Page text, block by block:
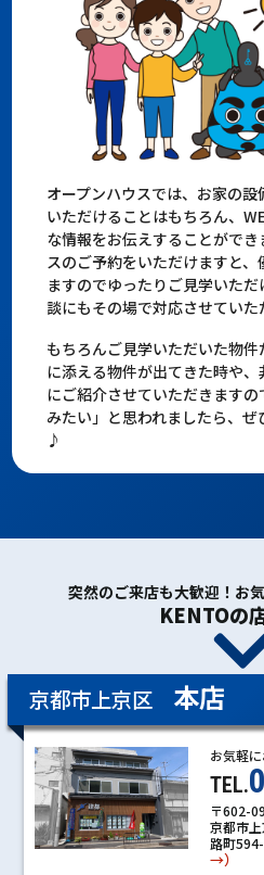
オープンハウスでは、お家の
いただけることはもちろん、
な情報をお伝えすることがで
スのご予約をいただけますと
ますのでゆったりご見学いた
談にもその場で対応させていた
もちろんご見学いただいた物
に添える物件が出てきた時や
にご紹介させていただきます
みたい」と思われましたら、
♪
突然のご来店も大歓迎！お
KENTOの
京都市上京区 本店
お気軽
TEL.
〒602-
京都市
路町
→）